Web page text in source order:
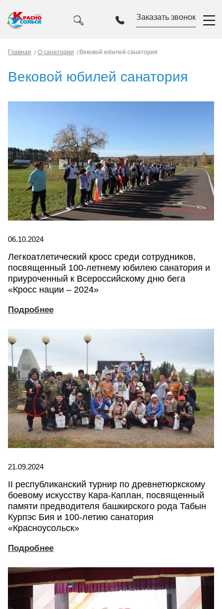
Заказать звонок
Главная О санатории Вековой юбилей санатория
Вековой юбилей санатория
06.10.2024
Легкоатлетический кросс среди сотрудников,
посвященный 100-летнему юбилею санатория и
приуроченный к Всероссийскому дню бега
«Кросс нации – 2024»
Подробнее
21.09.2024
II республиканский турнир по древнетюркскому
боевому искусству Кара-Каплан, посвященный
памяти предводителя башкирского рода Табын
Курпэс Бия и 100-летию санатория
«Красноусольск»
Подробнее